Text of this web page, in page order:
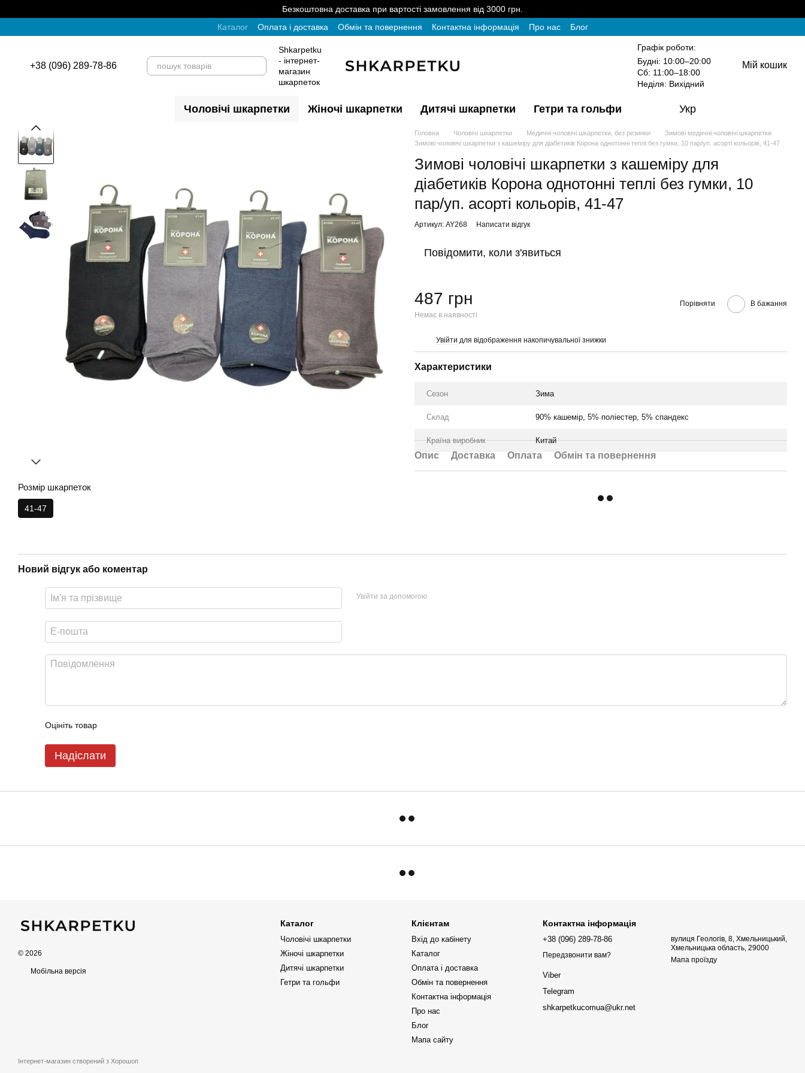
Безкоштовна доставка при вартості замовлення від 3000 грн.
Каталог
Оплата і доставка Обмін та повернення Контактна інформація Про нас Блог
+38 (096) 289-78-86
Shkarpetku
- інтернет-
магазин
шкарпеток
Графік роботи:
Будні: 10:00–20:00
Сб: 11:00–18:00
Неділя: Вихідний
Мій кошик
Чоловічі шкарпетки Жіночі шкарпетки Дитячі шкарпетки Гетри та гольфи Укр
Розмір шкарпеток
41-47
Головна Чоловічі шкарпетки Медичні чоловічі шкарпетки, без резинки
Зимові медичні чоловічі шкарпетки
Зимові чоловічі шкарпетки з кашеміру для діабетиків Корона однотонні теплі без гумки, 10 пар/уп. асорті кольорів, 41-47
Зимові чоловічі шкарпетки з кашеміру для
діабетиків Корона однотонні теплі без гумки, 10
пар/уп. асорті кольорів, 41-47
Артикул: AY268 Написати відгук
Повідомити, коли з'явиться
487 грн
Немає в наявності
Порівняти В бажання
Увійти для відображення накопичувальної знижки
Характеристики
Сезон Зима
Склад 90% кашемір, 5% поліестер, 5% спандекс
Країна виробник Китай
Опис Доставка Оплата Обмін та повернення
Новий відгук або коментар
Увійти за допомогою
Оцініть товар
Надіслати
© 2026
Мобільна версія
Інтернет-магазин створений з Хорошоп
Каталог
Чоловічі шкарпетки
Жіночі шкарпетки
Дитячі шкарпетки
Гетри та гольфи
Клієнтам
Вхід до кабінету
Каталог
Оплата і доставка
Обмін та повернення
Контактна інформація
Про нас
Блог
Мапа сайту
Контактна інформація
+38 (096) 289-78-86
Передзвонити вам?
Viber
Telegram
shkarpetkucomua@ukr.net
вулиця Геологів, 8, Хмельницький,
Хмельницька область, 29000
Мапа проїзду